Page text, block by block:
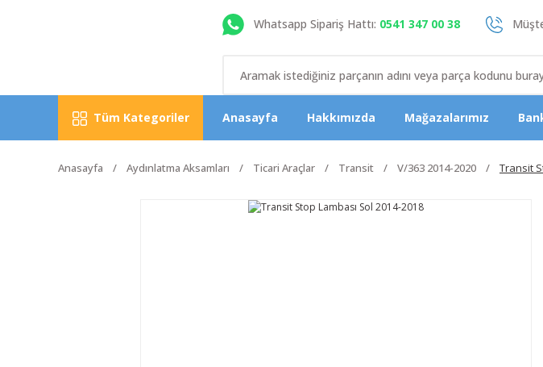
Whatsapp Sipariş Hattı: 0541 347 00 38
Tüm Kategoriler Anasayfa Hakkımızda Mağazalarımız
Anasayfa Aydınlatma Aksamları Ticari Araçlar Transit V/363 2014-2020 Transit